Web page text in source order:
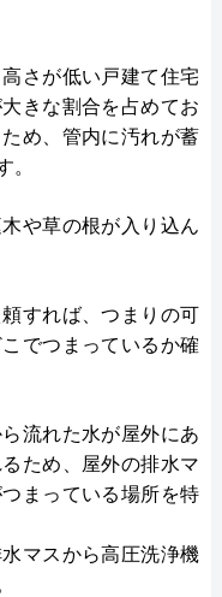
さが低い戸建て住宅
きな割合を占めてお
め、管内に汚れが蓄
。
や草の根が入り込ん
すれば、つまりの可
でつまっているか確
流れた水が屋外にあ
ため、屋外の排水マ
まっている場所を特
マスから高圧洗浄機